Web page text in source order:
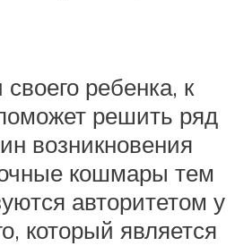
ребенка, к
решить ряд
возникновения
кошмары тем
авторитетом у
который является